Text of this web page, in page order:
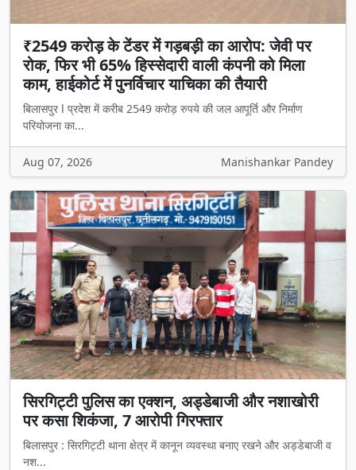
₹2549 करोड़ के टेंडर में गड़बड़ी का आरोप: जेवी पर
रोक, फिर भी 65% हिस्सेदारी वाली कंपनी को मिला
काम, हाईकोर्ट में पुनर्विचार याचिका की तैयारी
बिलासपुर l प्रदेश में करीब 2549 करोड़ रुपये की जल आपूर्ति और निर्माण
परियोजना का...
Aug 07, 2026 Manishankar Pandey
सिरगिट्टी पुलिस का एक्शन, अड्डेबाजी और नशाखोरी
पर कसा शिकंजा, 7 आरोपी गिरफ्तार
बिलासपुर : सिरगिट्टी थाना क्षेत्र में कानून व्यवस्था बनाए रखने और अड्डेबाजी व
नश...